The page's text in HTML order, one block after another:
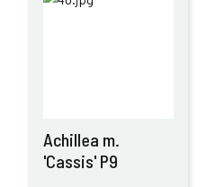
Achillea m.
'Cassis' P9